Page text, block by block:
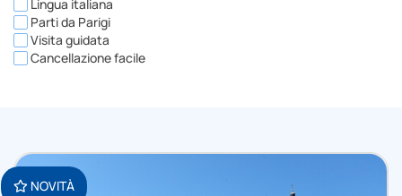
Lingua italiana
Parti da Parigi
Visita guidata
Cancellazione facile
NOVITÀ